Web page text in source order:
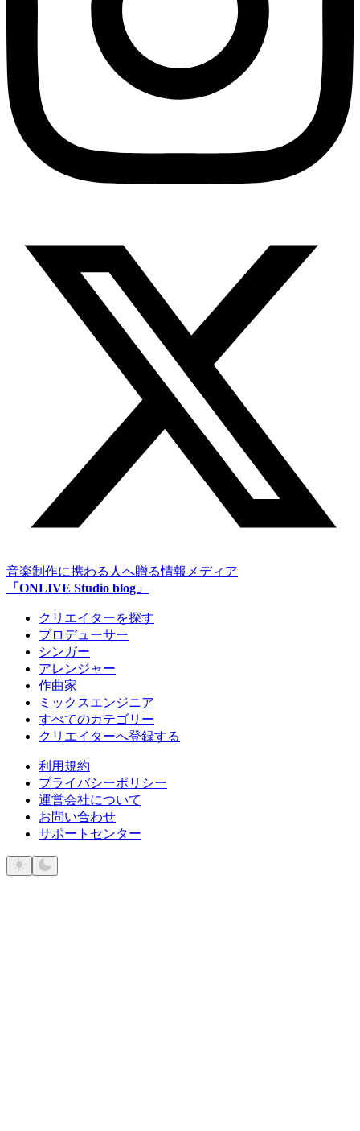
音楽制作に携わる人へ贈る情報メディア
「ONLIVE Studio blog」
クリエイターを探す
プロデューサー
シンガー
アレンジャー
作曲家
ミックスエンジニア
すべてのカテゴリー
クリエイターへ登録する
利用規約
プライバシーポリシー
運営会社について
お問い合わせ
サポートセンター